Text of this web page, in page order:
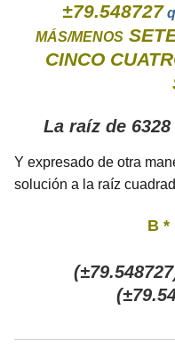
±79.548727
MÁS/MENOS
CINCO
La raíz de 6328
Y expresado de otra
solución a la raíz
B *